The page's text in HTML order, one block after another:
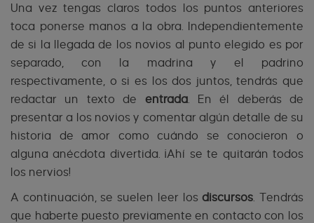
Una vez tengas claros todos los puntos anteriores
toca ponerse manos a la obra. Independientemente
de si la llegada de los novios al punto elegido es por
separado, con la madrina y el padrino
respectivamente, o si es los dos juntos, tendrás que
redactar un texto de entrada. En él deberás de
presentar a los novios y comentar algún detalle de su
historia de amor como cuándo se conocieron o
alguna anécdota divertida. ¡Ahí se te quitarán todos
los nervios!
A continuación, se suelen leer losdiscursos . Tendrás
que haberte puesto previamente en contacto con los